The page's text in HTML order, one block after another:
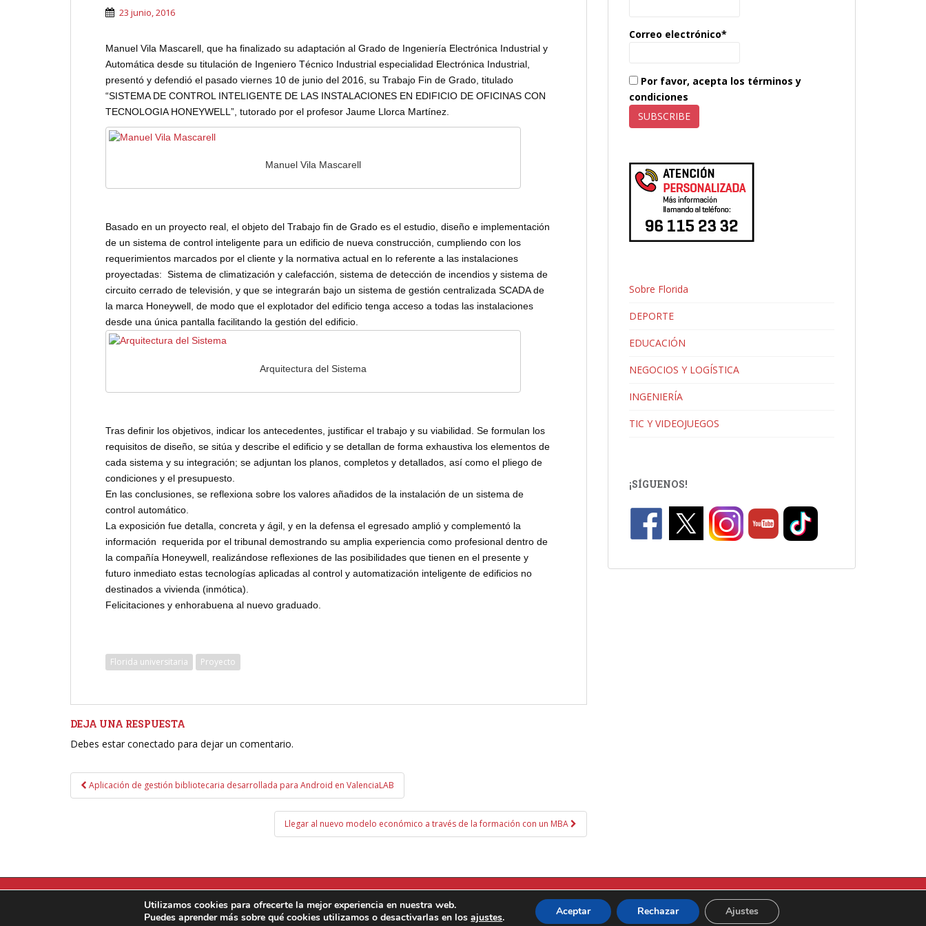
23 junio, 2016
Manuel Vila Mascarell, que ha finalizado su adaptación al Grado de Ingeniería Electrónica Industrial y
Automática desde su titulación de Ingeniero Técnico Industrial especialidad Electrónica Industrial,
presentó y defendió el pasado viernes 10 de junio del 2016, su Trabajo Fin de Grado, titulado
“SISTEMA DE CONTROL INTELIGENTE DE LAS INSTALACIONES EN EDIFICIO DE OFICINAS CON
TECNOLOGIA HONEYWELL”, tutorado por el profesor Jaume Llorca Martínez.
Manuel Vila Mascarell
Basado en un proyecto real, el objeto del Trabajo fin de Grado es el estudio, diseño e implementación
de un sistema de control inteligente para un edificio de nueva construcción, cumpliendo con los
requerimientos marcados por el cliente y la normativa actual en lo referente a las instalaciones
proyectadas: Sistema de climatización y calefacción, sistema de detección de incendios y sistema de
circuito cerrado de televisión, y que se integrarán bajo un sistema de gestión centralizada SCADA de
la marca Honeywell, de modo que el explotador del edificio tenga acceso a todas las instalaciones
desde una única pantalla facilitando la gestión del edificio.
Arquitectura del Sistema
Tras definir los objetivos, indicar los antecedentes, justificar el trabajo y su viabilidad. Se formulan los
requisitos de diseño, se sitúa y describe el edificio y se detallan de forma exhaustiva los elementos de
cada sistema y su integración; se adjuntan los planos, completos y detallados, así como el pliego de
condiciones y el presupuesto.
En las conclusiones, se reflexiona sobre los valores añadidos de la instalación de un sistema de
control automático.
La exposición fue detalla, concreta y ágil, y en la defensa el egresado amplió y complementó la
información requerida por el tribunal demostrando su amplia experiencia como profesional dentro de
la compañía Honeywell, realizándose reflexiones de las posibilidades que tienen en el presente y
futuro inmediato estas tecnologías aplicadas al control y automatización inteligente de edificios no
destinados a vivienda (inmótica).
Felicitaciones y enhorabuena al nuevo graduado.
Florida universitaria Proyecto
DEJA UNA RESPUESTA
Debes estar conectado para dejar un comentario.
Navegación
de
Aplicación de gestión bibliotecaria desarrollada para Android en ValenciaLAB
Llegar al nuevo modelo económico a través de la formación con un MBA
Correo electrónico*
Por favor, acepta los términos y
condiciones
Sobre Florida
DEPORTE
EDUCACIÓN
NEGOCIOS Y LOGÍSTICA
INGENIERÍA
TIC Y VIDEOJUEGOS
¡SÍGUENOS!
C/ Jaume I, Catarroja |info.uni@florida-uni.es
Theme porColorlib Desarrollado por
Utilizamos cookies para ofrecerte la mejor experiencia en nuestra web.
Puedes aprender más sobre qué cookies utilizamos o desactivarlas en losajustes. Aceptar Rechazar Ajustes